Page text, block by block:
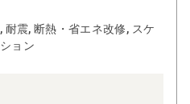
耐震, 断熱・省エネ改修, スケ
ョン